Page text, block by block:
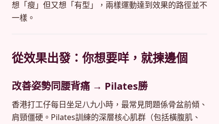
想「瘦」但又想「有型」，兩樣運動達到效果的路徑並不
一樣。
從效果出發：你想要咩，就揀邊個
改善姿勢同腰背痛 → Pilates勝
香港打工仔每日坐足八九小時，最常見問題係骨盆前傾、
肩頸僵硬。Pilates訓練的深層核心肌群（包括橫腹肌、